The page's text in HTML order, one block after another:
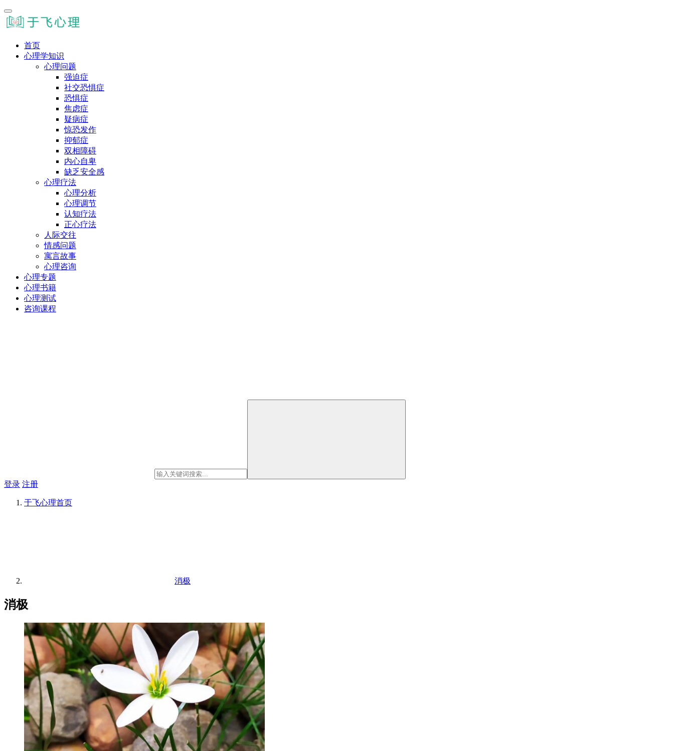
首页
心理学知识
心理问题
强迫症
社交恐惧症
恐惧症
焦虑症
疑病症
惊恐发作
抑郁症
双相障碍
内心自卑
缺乏安全感
心理疗法
心理分析
心理调节
认知疗法
正心疗法
人际交往
情感问题
寓言故事
心理咨询
心理专题
心理书籍
心理测试
咨询课程
登录 注册
于飞心理首页
消极
消极